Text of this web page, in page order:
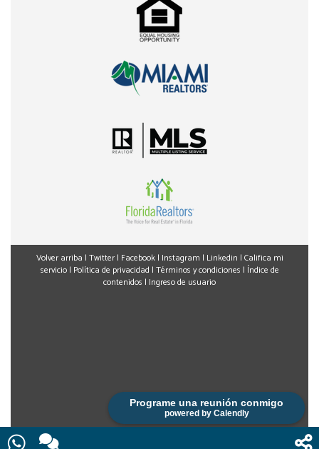
Programe una reunión conmigo
powered by Calendly
Volver arriba | Twitter| Facebook| Instagram | Linkedin | Califica mi
servicio| Política de privacidad | Términos y condiciones | Índice de
contenidos | Ingreso de usuario